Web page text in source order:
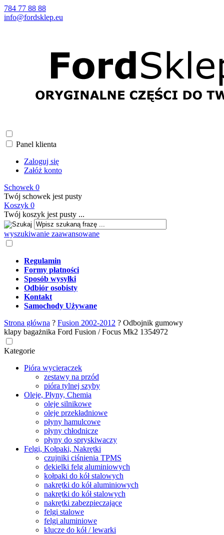
784 77 88 88
info@fordsklep.eu
Panel klienta
Zaloguj się
Załóż konto
Schowek 0
Twój schowek jest pusty
Koszyk 0
Twój koszyk jest pusty ...
wyszukiwanie zaawansowane
Regulamin
Formy płatności
Sposób wysyłki
Odbiór osobisty
Kontakt
Samochody Używane
Strona główna ? Fusion 2002-2012 ? Odbojnik gumowy
klapy bagażnika Ford Fusion / Focus Mk2 1354972
Kategorie
Pióra wycieraczek
zestawy na przód
pióra tylnej szyby
Oleje, Płyny, Chemia
oleje silnikowe
oleje przekładniowe
płyny hamulcowe
płyny chłodnicze
płyny do spryskiwaczy
Felgi, Kołpaki, Nakrętki
czujniki ciśnienia TPMS
dekielki felg aluminiowych
kołpaki do kół stalowych
nakrętki do kół aluminiowych
nakrętki do kół stalowych
nakrętki zabezpieczające
felgi stalowe
felgi aluminiowe
klucze do kół / lewarki